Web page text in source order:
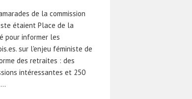
de la commission
étaient Place de la
pour informer les
sur l'enjeu féministe de
des retraites : des
intéressantes et 250